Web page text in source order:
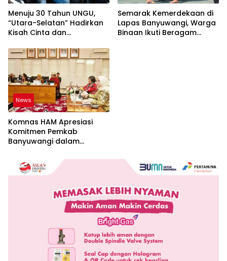
Menuju 30 Tahun UNGU,
“Utara-Selatan” Hadirkan
Kisah Cinta dan
Semarak Kemerdekaan di
Lapas Banyuwangi, Warga
Binaan Ikuti Beragam
News
Komnas HAM Apresiasi
Komitmen Pemkab
Banyuwangi dalam
Hak Asasi Manusia